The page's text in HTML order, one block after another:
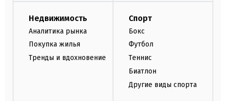
Недвижимость
Аналитика рынка
Покупка жилья
Тренды и вдохновение
Спорт
Бокс
Футбол
Теннис
Биатлон
Другие виды спорта